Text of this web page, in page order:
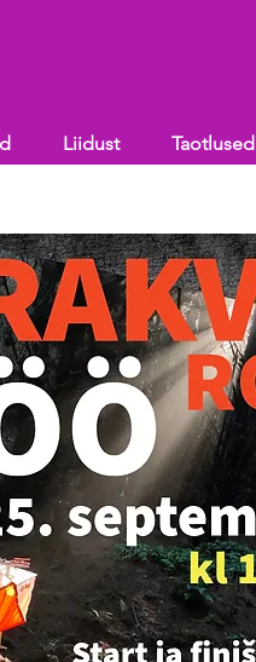
Liidust Taotlused